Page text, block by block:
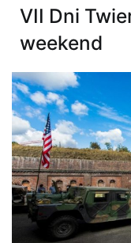
VII Dni
weekend